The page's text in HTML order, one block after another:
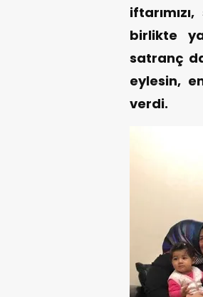
birlikte
satranç
eylesin,
verdi.